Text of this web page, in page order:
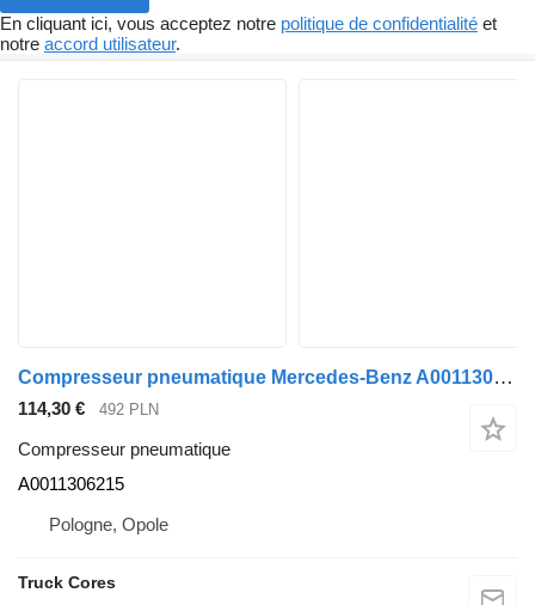
En cliquant ici, vous acceptez notre politique de confidentialité et
notre accord utilisateur.
Compresseur pneumatique Mercedes-Benz A0011306215 pour camion Mercedes-Benz ACTROS ARCOS ANTOS
114,30 € 492 PLN
Compresseur pneumatique
A0011306215
Pologne, Opole
Truck Cores